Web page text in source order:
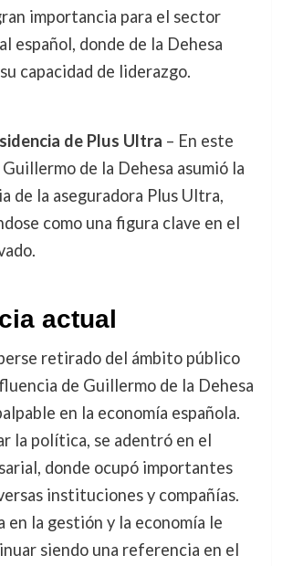
importancia para el sector
español, donde de la Dehesa
capacidad de liderazgo.
de Plus Ultra – En este
de la Dehesa asumió la
de la aseguradora Plus Ultra,
como una figura clave en el
actual
retirado del ámbito público
de Guillermo de la Dehesa
en la economía española.
la política, se adentró en el
donde ocupó importantes
instituciones y compañías.
en la gestión y la economía le
siendo una referencia en el